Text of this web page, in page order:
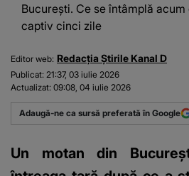
București. Ce se întâmplă
captiv cinci zile
Editor web: Redacția Știrile Kanal D
Publicat: 21:37, 03 iulie 2026
Actualizat: 09:08, 04 iulie 2026
Adaugă-ne ca sursă preferată în Google
Un motan din